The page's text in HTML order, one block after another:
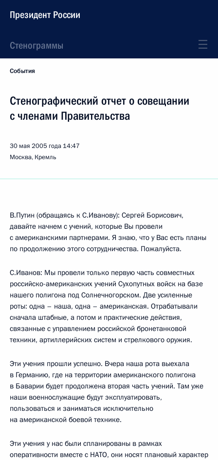
Президент России
Стенограммы
События
Стенографический отчет о совещании
с членами Правительства
30 мая 2005 года 14:47
Москва, Кремль
В.Путин (обращаясь к С.Иванову): Сергей Борисович,
давайте начнем с учений, которые Вы провели
с американскими партнерами. Я знаю, что у Вас есть планы
по продолжению этого сотрудничества. Пожалуйста.
С.Иванов: Мы провели только первую часть совместных
российско-американских учений Сухопутных войск на базе
нашего полигона под Солнечногорском. Две усиленные
роты: одна – наша, одна – американская. Отрабатывали
сначала штабные, а потом и практические действия,
связанные с управлением российской бронетанковой
техники, артиллерийских систем и стрелкового оружия.
Эти учения прошли успешно. Вчера наша рота выехала
в Германию, где на территории американского полигона
в Баварии будет продолжена вторая часть учений. Там уже
наши военнослужащие будут эксплуатировать,
пользоваться и заниматься исключительно
на американской боевой технике.
Эти учения у нас были спланированы в рамках
оперативности вместе с НАТО, они носят плановый характер